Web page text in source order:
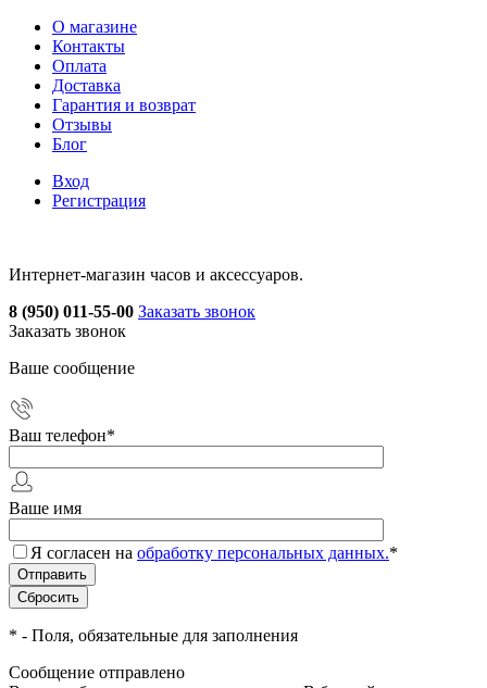
О магазине
Контакты
Оплата
Доставка
Гарантия и возврат
Отзывы
Блог
Вход
Регистрация
Интернет-магазин часов и аксессуаров.
8 (950) 011-55-00 Заказать звонок
Заказать звонок
Ваше сообщение
Ваш телефон*
Ваше имя
Я согласен на обработку персональных данных.*
* - Поля, обязательные для заполнения
Сообщение отправлено